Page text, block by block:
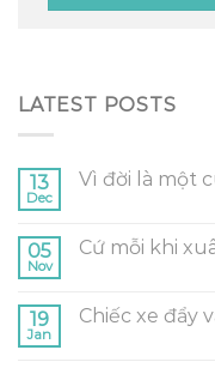
LATEST POSTS
13
Dec
Vì đời là một
05
Nov
Cứ mỗi khi
19
Jan
Chiếc xe đẩy